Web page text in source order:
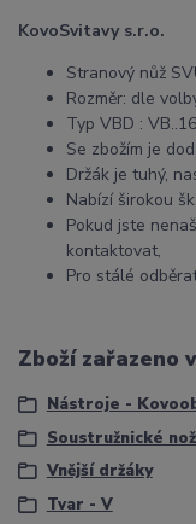
KovoSvitavy s.r.o.
Stranový nůž
Rozměr: dle
Typ VBD :
Se zbožím je
Držák je tuhý,
Nabízí širokou
Pokud jste
kontaktovat,
Pro stálé
Zboží zařazeno
Nástroje -
Soustružnické
Vnější držáky
Tvar - V